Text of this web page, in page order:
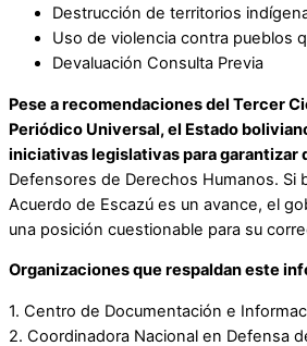
Destrucción de territorios
Uso de violencia contra pueblos
Devaluación Consulta Previa
Pese a recomendaciones del Tercer
Periódico Universal, el Estado
iniciativas legislativas para garantizar
Defensores de Derechos Humanos. Si
Acuerdo de Escazú es un avance, el
una posición cuestionable para su
Organizaciones que respaldan este
1. Centro de Documentación e
2. Coordinadora Nacional en Defensa